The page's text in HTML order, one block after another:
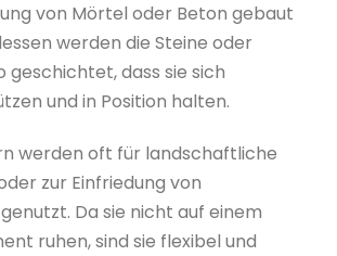
von Mörtel oder Beton gebaut
werden die Steine oder
geschichtet, dass sie sich
und in Position halten.
werden oft für landschaftliche
zur Einfriedung von
Da sie nicht auf einem
ruhen, sind sie flexibel und